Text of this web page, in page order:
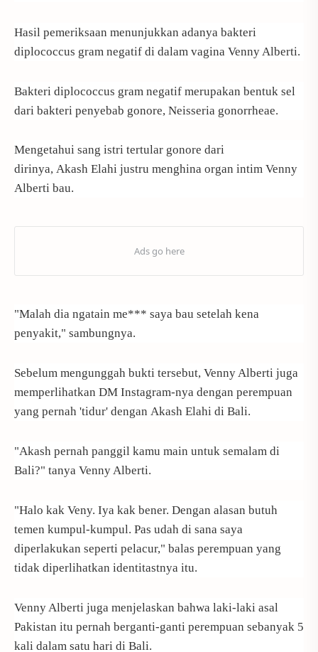
Hasil pemeriksaan menunjukkan adanya bakteri
diplococcus gram negatif di dalam vagina Venny Alberti.
Bakteri diplococcus gram negatif merupakan bentuk sel
dari bakteri penyebab gonore, Neisseria gonorrheae.
Mengetahui sang istri tertular gonore dari
dirinya, Akash Elahi justru menghina organ intim Venny
Alberti bau.
"Malah dia ngatain me*** saya bau setelah kena
penyakit," sambungnya.
Sebelum mengunggah bukti tersebut, Venny Alberti juga
memperlihatkan DM Instagram-nya dengan perempuan
yang pernah 'tidur' dengan Akash Elahi di Bali.
"Akash pernah panggil kamu main untuk semalam di
Bali?" tanya Venny Alberti.
"Halo kak Veny. Iya kak bener. Dengan alasan butuh
temen kumpul-kumpul. Pas udah di sana saya
diperlakukan seperti pelacur," balas perempuan yang
tidak diperlihatkan identitastnya itu.
Venny Alberti juga menjelaskan bahwa laki-laki asal
Pakistan itu pernah berganti-ganti perempuan sebanyak 5
kali dalam satu hari di Bali.